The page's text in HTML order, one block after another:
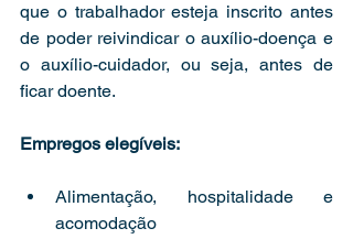
que o trabalhador esteja inscrito antes
de poder reivindicar o auxílio-doença e
o auxílio-cuidador, ou seja, antes de
ficar doente.
Empregos elegíveis:
Alimentação, hospitalidade e
acomodação